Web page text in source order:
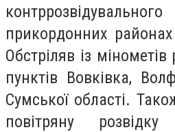
прикордонних районах
Обстріляв із
пунктів Вовківка,
Сумської області.
повітряну